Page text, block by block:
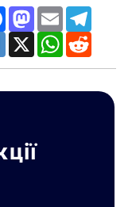
FacebookMastodon
Email
Diigo X WhatsApp